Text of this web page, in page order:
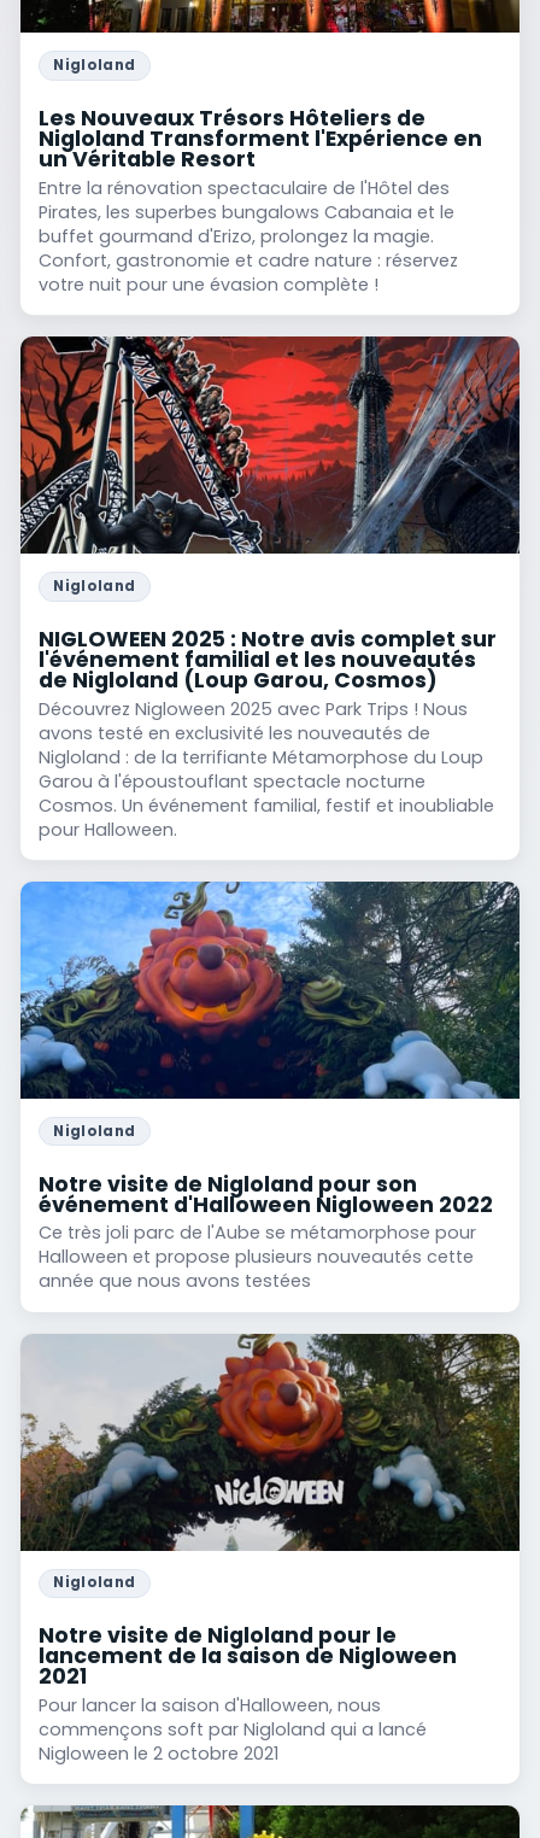
Nigloland
Les Nouveaux Trésors Hôteliers de
Nigloland Transforment l'Expérience en
un Véritable Resort
Entre la rénovation spectaculaire de l'Hôtel des
Pirates, les superbes bungalows Cabanaia et le
buffet gourmand d'Erizo, prolongez la magie.
Confort, gastronomie et cadre nature : réservez
votre nuit pour une évasion complète !
Nigloland
NIGLOWEEN 2025 : Notre avis complet sur
l'événement familial et les nouveautés
de Nigloland (Loup Garou, Cosmos)
Découvrez Nigloween 2025 avec Park Trips ! Nous
avons testé en exclusivité les nouveautés de
Nigloland : de la terrifiante Métamorphose du Loup
Garou à l'époustouflant spectacle nocturne
Cosmos. Un événement familial, festif et inoubliable
pour Halloween.
Nigloland
Notre visite de Nigloland pour son
événement d'Halloween Nigloween 2022
Ce très joli parc de l'Aube se métamorphose pour
Halloween et propose plusieurs nouveautés cette
année que nous avons testées
Nigloland
Notre visite de Nigloland pour le
lancement de la saison de Nigloween
2021
Pour lancer la saison d'Halloween, nous
commençons soft par Nigloland qui a lancé
Nigloween le 2 octobre 2021